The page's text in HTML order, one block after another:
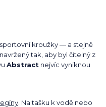
kroužky — a stejně
tak, aby byl čitelný z
Abstract nejvíc vyniknou
. Na tašku k vodě nebo